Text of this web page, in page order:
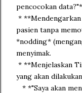
pencocokan data?"*
*
pasien tanpa
*nodding*
menyimak.
* **Menjelaskan
yang akan
* *"Saya akan